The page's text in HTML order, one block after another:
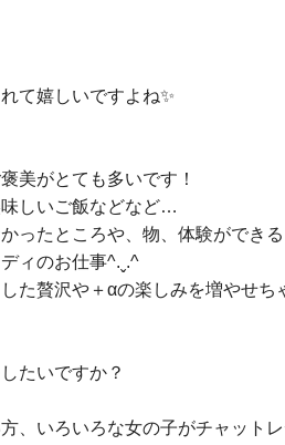
て嬉しいですよね✨
美がとても多いです！
しいご飯などなど…
ったところや、物、体験ができる
ィのお仕事^.ˬ.^
た贅沢や＋αの楽しみを増やせち
たいですか？
、いろいろな女の子がチャット